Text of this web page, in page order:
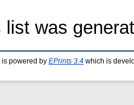
list was
is powered by EPrints 3.4 which is